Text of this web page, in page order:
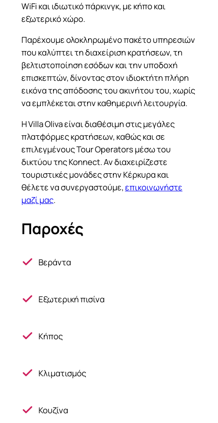
WiFi και ιδιωτικό πάρκινγκ, με κήπο και
εξωτερικό χώρο.
Παρέχουμε ολοκληρωμένο πακέτο υπηρεσιών
που καλύπτει τη διαχείριση κρατήσεων, τη
βελτιστοποίηση εσόδων και την υποδοχή
επισκεπτών, δίνοντας στον ιδιοκτήτη πλήρη
εικόνα της απόδοσης του ακινήτου του, χωρίς
να εμπλέκεται στην καθημερινή λειτουργία.
Η Villa Oliva είναι διαθέσιμη στις μεγάλες
πλατφόρμες κρατήσεων, καθώς και σε
επιλεγμένους Tour Operators μέσω του
δικτύου της Konnect. Αν διαχειρίζεστε
τουριστικές μονάδες στην Κέρκυρα και
θέλετε να συνεργαστούμε,επικοινωνήστε
μαζί μας.
Παροχές
Βεράντα
Εξωτερική πισίνα
Κήπος
Κλιματισμός
Κουζίνα